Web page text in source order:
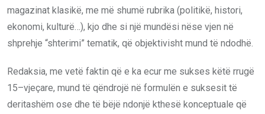
magazinat klasikë, me më shumë rubrika (politikë, histori,
ekonomi, kulturë…), kjo dhe si një mundësi nëse vjen në
shprehje “shterimi” tematik, që objektivisht mund të ndodhë.
Redaksia, me vetë faktin që e ka ecur me sukses këtë rrugë
15–vjeçare, mund të qëndrojë në formulën e suksesit të
deritashëm ose dhe të bëjë ndonjë kthesë konceptuale që